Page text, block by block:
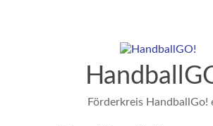
Förderkreis HandballGo!